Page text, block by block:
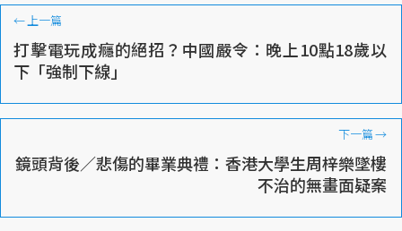
← 上一篇
打擊電玩成癮的絕招？中國嚴令：晚上10點18歲以
下「強制下線」
下一篇→
鏡頭背後／悲傷的畢業典禮：香港大學生周梓樂墜樓
不治的無畫面疑案